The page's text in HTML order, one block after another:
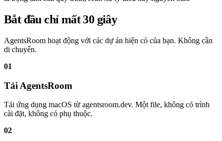
Bắt đầu chỉ mất 30 giây
AgentsRoom hoạt động với các dự án hiện có của bạn. Không cần
di chuyển.
01
Tải AgentsRoom
Tải ứng dụng macOS từ agentsroom.dev. Một file, không có trình
cài đặt, không có phụ thuộc.
02